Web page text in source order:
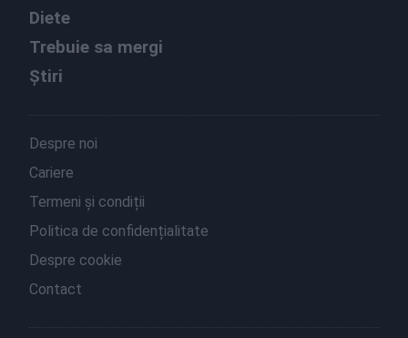
Diete
Trebuie sa mergi
Știri
Despre noi
Cariere
Termeni și condiții
Politica de confidențialitate
Despre cookie
Contact